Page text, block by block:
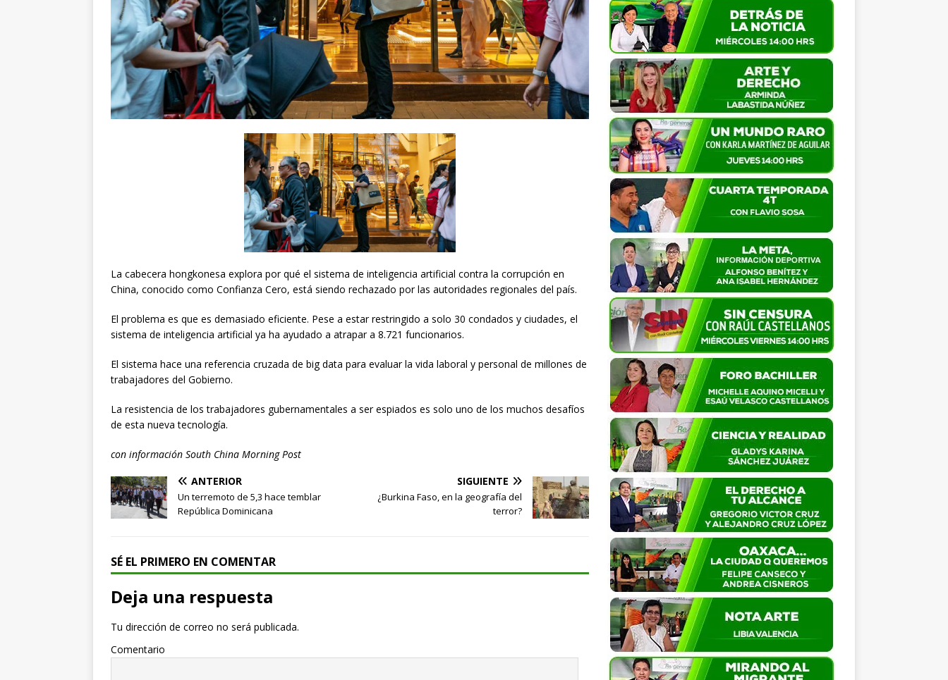
La cabecera hongkonesa explora por qué el sistema de inteligencia artificial contra la corrupción en
China, conocido como Confianza Cero, está siendo rechazado por las autoridades regionales del país.
El problema es que es demasiado eficiente. Pese a estar restringido a solo 30 condados y ciudades, el
sistema de inteligencia artificial ya ha ayudado a atrapar a 8.721 funcionarios.
El sistema hace una referencia cruzada de big data para evaluar la vida laboral y personal de millones de
trabajadores del Gobierno.
La resistencia de los trabajadores gubernamentales a ser espiados es solo uno de los muchos desafíos
de esta nueva tecnología.
con información South China Morning Post
ANTERIOR
Un terremoto de 5,3 hace temblar
República Dominicana
SIGUIENTE
¿Burkina Faso, en la geografía del
terror?
SÉ EL PRIMERO EN COMENTAR
Deja una respuesta
Tu dirección de correo no será publicada.
Comentario